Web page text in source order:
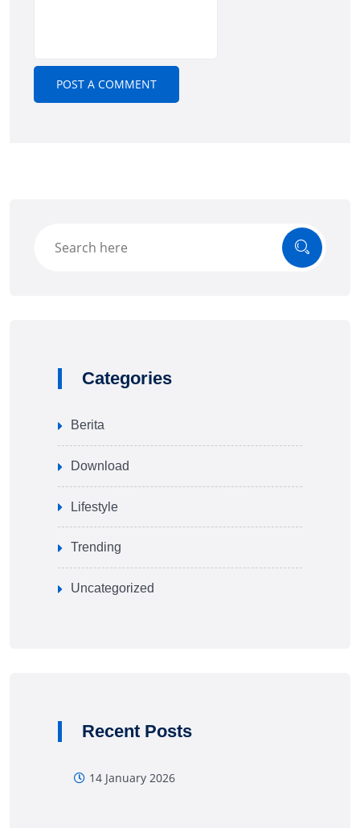
Categories
Berita
Download
Lifestyle
Trending
Uncategorized
Recent Posts
14 January 2026